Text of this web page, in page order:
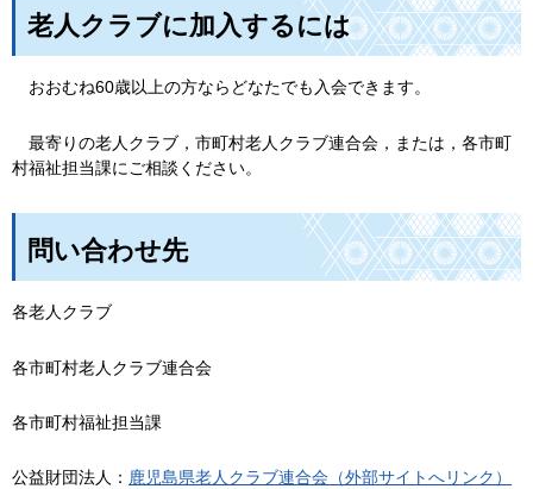
老人クラブに加入するには
おおむね60歳以上の方ならどなたでも入会できます。
最寄りの老人クラブ，市町村老人クラブ連合会，または，各市町
村福祉担当課にご相談ください。
問い合わせ先
各老人クラブ
各市町村老人クラブ連合会
各市町村福祉担当課
公益財団法人： 鹿児島県老人クラブ連合会（外部サイトへリンク）